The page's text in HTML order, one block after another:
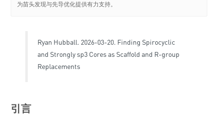
为苗头发现与先导优化提供有力支持。
Ryan Hubball. 2026-03-20. Finding Spirocyclic
and Strongly sp3 Cores as Scaffold and R-group
Replacements
引言